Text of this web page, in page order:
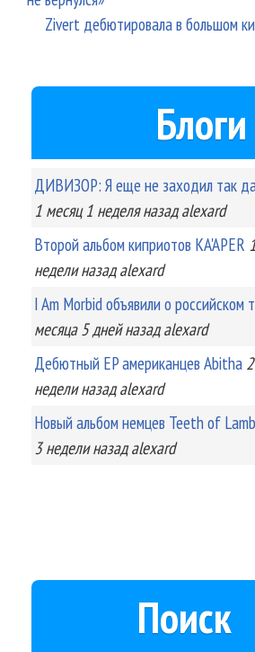
Zivert дебютировала в большом
Блоги
ДИВИЗОР: Я еще не заходил так
1 месяц 1 неделяназад alexard
Второй альбом киприотов KA'APER
неделиназад alexard
I Am Morbid объявили о российском
месяца 5 днейназад alexard
Дебютный EP американцев Abitha
неделиназад alexard
Новый альбом немцев Teeth of Lamb
3 неделиназад alexard
Поиск